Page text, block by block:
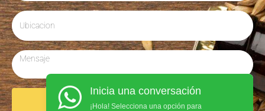
Enviar
Inicia una conversación
¡Hola! Selecciona una opción para